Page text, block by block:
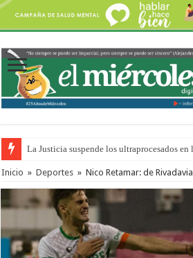
La Justicia suspende los ultraprocesados
Se presentará la obra “La Runfla de los
Inicio » Deportes » Nico Retamar: de